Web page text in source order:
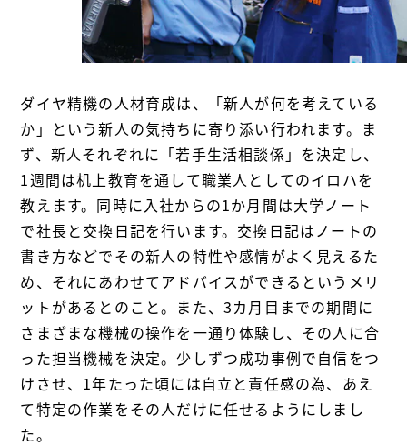
ダイヤ精機の人材育成は、「新人が何を考えている
か」という新人の気持ちに寄り添い行われます。ま
ず、新人それぞれに「若手生活相談係」を決定し、
1週間は机上教育を通して職業人としてのイロハを
教えます。同時に入社からの1か月間は大学ノート
で社長と交換日記を行います。交換日記はノートの
書き方などでその新人の特性や感情がよく見えるた
め、それにあわせてアドバイスができるというメリ
ットがあるとのこと。また、3カ月目までの期間に
さまざまな機械の操作を一通り体験し、その人に合
った担当機械を決定。少しずつ成功事例で自信をつ
けさせ、1年たった頃には自立と責任感の為、あえ
て特定の作業をその人だけに任せるようにしまし
た。